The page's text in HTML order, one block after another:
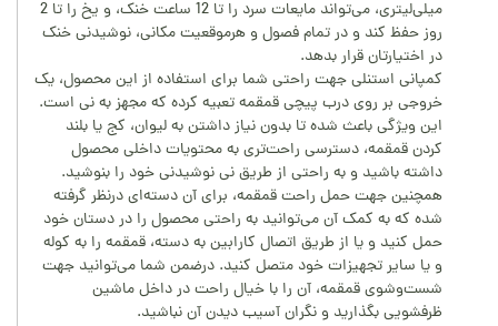
میلی‌لیتری، می‌تواند مایعات سرد را تا 12 ساعت خنک، و یخ را تا 2
روز حفظ کند و در تمام فصول و هرموقعیت مکانی، نوشیدنی خنک
در اختیارتان قرار بدهد.
کمپانی استنلی جهت راحتی شما برای استفاده از این محصول، یک
خروجی بر روی درب پیچی قمقمه تعبیه کرده که مجهز به نی است.
این ویژگی باعث شده تا بدون نیاز داشتن به لیوان، کج یا بلند
کردن قمقمه، دسترسی راحت‌تری به محتویات داخلی محصول
داشته باشید و به راحتی از طریق نی نوشیدنی خود را بنوشید.
همچنین جهت حمل راحت قمقمه، برای آن دسته‌ای درنظر گرفته
شده که به کمک آن می‌توانید به راحتی محصول را در دستان خود
حمل کنید و یا از طریق اتصال کارابین به دسته، قمقمه را به کوله
و یا سایر تجهیزات خود متصل کنید. درضمن شما می‌توانید جهت
شست‌وشوی قمقمه، آن را با خیال راحت در داخل ماشین
ظرفشویی بگذارید و نگران آسیب دیدن آن نباشید.